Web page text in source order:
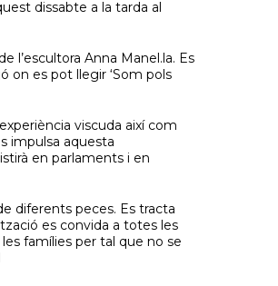
dissabte a la tarda al
l’escultora Anna Manel.la. Es
on es pot llegir ‘Som pols
viscuda així com
impulsa aquesta
en parlaments i en
diferents peces. Es tracta
es convida a totes les
famílies per tal que no se